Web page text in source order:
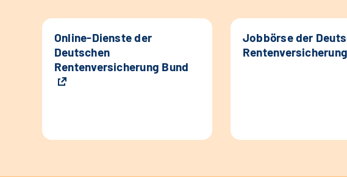
Online-Dienste der
Deutschen
Rentenversicherung Bund
Jobbörse der
Rentenversicherung